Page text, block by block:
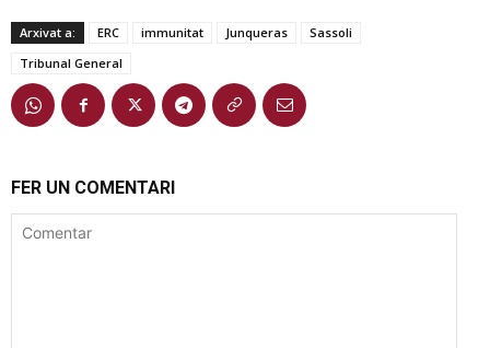
Arxivat a: ERC immunitat Junqueras
Sassoli
Tribunal General
FER UN COMENTARI